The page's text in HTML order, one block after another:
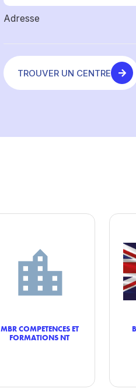
Adresse
TROUVER UN CENTRE
MBR COMPETENCES ET
FORMATIONS NT